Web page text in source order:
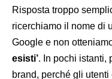
Risposta troppo
ricerchiamo il nome di
Google e non
esisti’. In pochi istanti,
brand, perché gli